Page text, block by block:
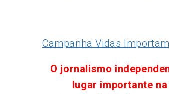
Campanha Vidas Importam
O jornalismo
lugar importante